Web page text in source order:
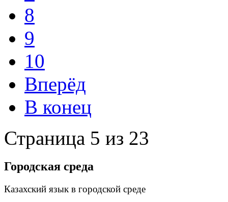
8
9
10
Вперёд
В конец
Страница 5 из 23
Городская среда
Казахский язык в городской среде